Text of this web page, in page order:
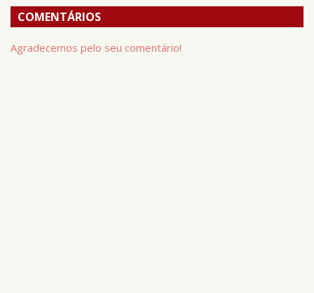
COMENTÁRIOS
Agradecemos pelo seu comentário!